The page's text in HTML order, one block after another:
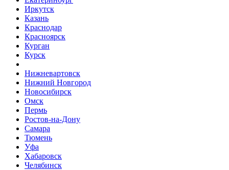
Иркутск
Казань
Краснодар
Красноярск
Курган
Курск
Нижневартовск
Нижний Новгород
Новосибирск
Омск
Пермь
Ростов-на-Дону
Самара
Тюмень
Уфа
Хабаровск
Челябинск